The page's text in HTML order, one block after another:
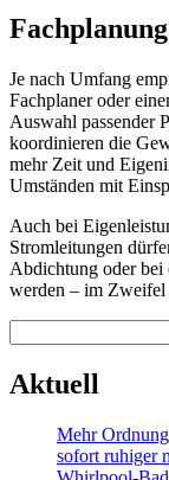
Je nach Umfang
Fachplaner oder
Auswahl passender
koordinieren die
mehr Zeit und
Umständen mit
Auch bei
Stromleitungen
Abdichtung oder bei
werden – im Zweifel
Aktuell
Mehr
sofort ruhiger